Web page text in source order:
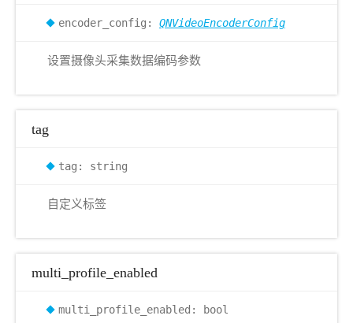
encoder_config: QNVideoEncoderConfig
设置摄像头采集数据编码参数
tag
tag: string
自定义标签
multi_profile_enabled
multi_profile_enabled: bool